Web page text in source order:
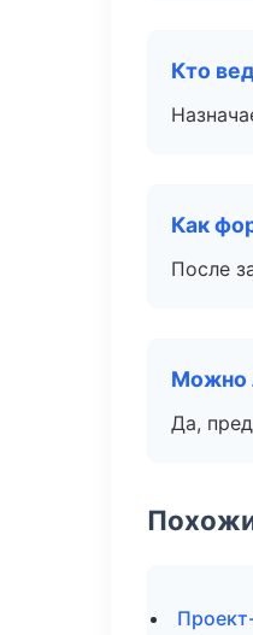
Кто
Как
После
Можно
Да,